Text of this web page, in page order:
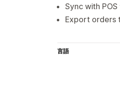
Sync with
Export orders
言語